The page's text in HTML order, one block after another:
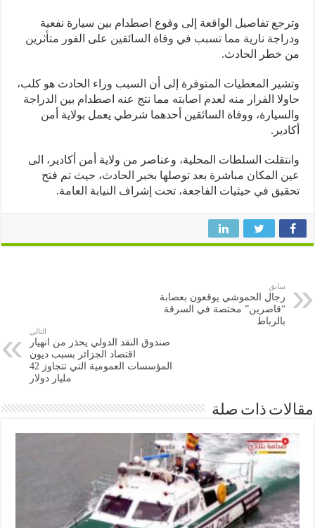
تفاصيل الواقعة إلى وقوع اصطدام بين سيارة نفعية
نارية مما تسبب في وفاة السائقين على الفور متأثرين
خطر الحادث.
المعطيات المتوفرة إلى أن السبب وراء الحادث هو كلب،
الفرار منه لعدم اصابته مما نتج عنه اصطدام بين الدراجة
ووفاة السائقين أحدهما شرطي يعمل بولاية أمن
السلطات المحلية، وعناصر من ولاية أمن أكادير، الى
المكان مباشرة بعد توصلها بخبر الحادث، حيث تم فتح
في حيثيات الفاجعة، تحت إشراف النيابة العامة.
رجال الحموشي يوقعون بعصابة
“قاصرين” مختصة في السرقة
بالرباط
صندوق النقد الدولي يحذر من انهيار
اقتصاد الجزائر بسبب ديون
المؤسسات العمومية التي تتجاوز 42
مليار دولار
ذات صلة